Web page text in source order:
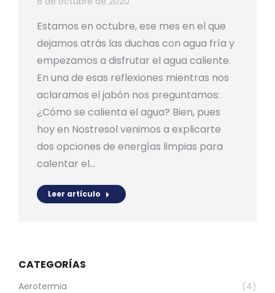
Estamos en octubre, ese mes en el que
dejamos atrás las duchas con agua fría y
empezamos a disfrutar el agua caliente.
En una de esas reflexiones mientras nos
aclaramos el jabón nos preguntamos:
¿Cómo se calienta el agua? Bien, pues
hoy en Nostresol venimos a explicarte
dos opciones de energías limpias para
calentar el…
Leer artículo
CATEGORÍAS
Aerotermia
(4)